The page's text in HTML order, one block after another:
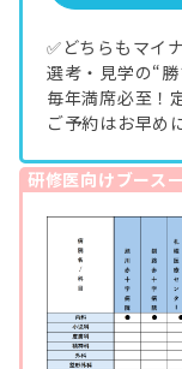
✅どちらもマイ
選考・見学の“勝
毎年満席必至！
ご予約はお早め
研修医向けブース